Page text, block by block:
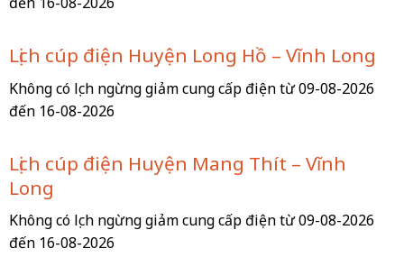
Lịch cúp điện Huyện Long Hồ – Vĩnh Long
Không có lịch ngừng giảm cung cấp điện từ 09-08-2026
đến 16-08-2026
Lịch cúp điện Huyện Mang Thít – Vĩnh
Long
Không có lịch ngừng giảm cung cấp điện từ 09-08-2026
đến 16-08-2026